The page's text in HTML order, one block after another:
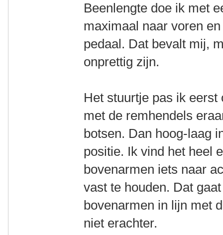
Beenlengte doe ik met
maximaal naar voren
pedaal. Dat bevalt mij,
onprettig zijn.
Het stuurtje pas ik eerst
met de remhendels
botsen. Dan hoog-laag
positie. Ik vind het heel
bovenarmen iets naar
vast te houden. Dat
bovenarmen in lijn met
niet erachter.